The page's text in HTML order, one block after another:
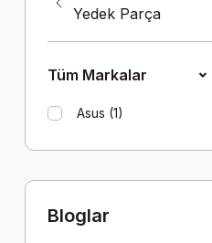
Yedek Parça
Tüm Markalar
Asus (1)
Bloglar